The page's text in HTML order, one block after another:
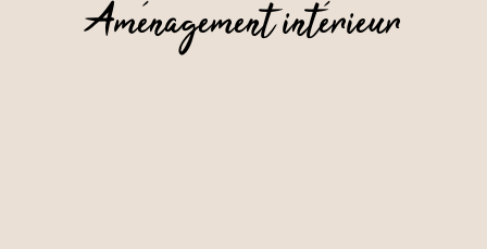
Aménagement intérieur